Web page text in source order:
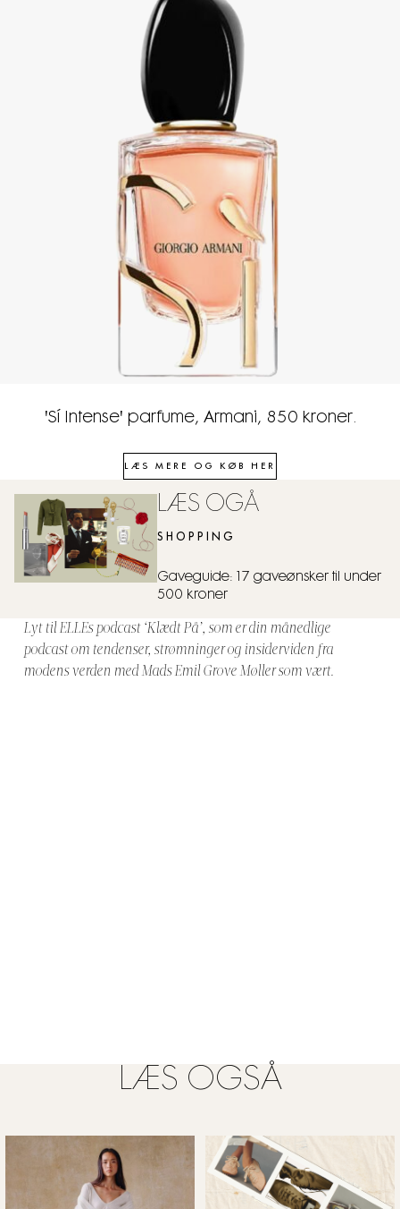
'Sí Intense' parfume, Armani, 850 kroner.
LÆS MERE OG KØB HER
LÆS OGÅ
SHOPPING
Gaveguide: 17 gaveønsker til under
500 kroner
Lyt til ELLEs podcast ‘Klædt På’, som er din månedlige
podcast om tendenser, strømninger og insiderviden fra
modens verden med Mads Emil Grove Møller som vært.
LÆS OGSÅ